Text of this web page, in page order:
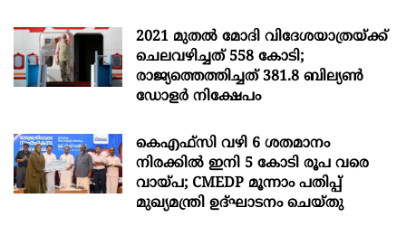
2021 മുതൽ മോദി വിദേശയാത്രയ്ക്ക്
ചെലവഴിച്ചത് 558 കോടി;
രാജ്യത്തെത്തിച്ചത് 381.8 ബില്യൺ
ഡോളർ നിക്ഷേപം
കെഎഫ്സി വഴി 6 ശതമാനം
നിരക്കിൽ ഇനി 5 കോടി രൂപ വരെ
വായ്പ; CMEDP മൂന്നാം പതിപ്പ്
മുഖ്യമന്ത്രി ഉദ്ഘാടനം ചെയ്തു